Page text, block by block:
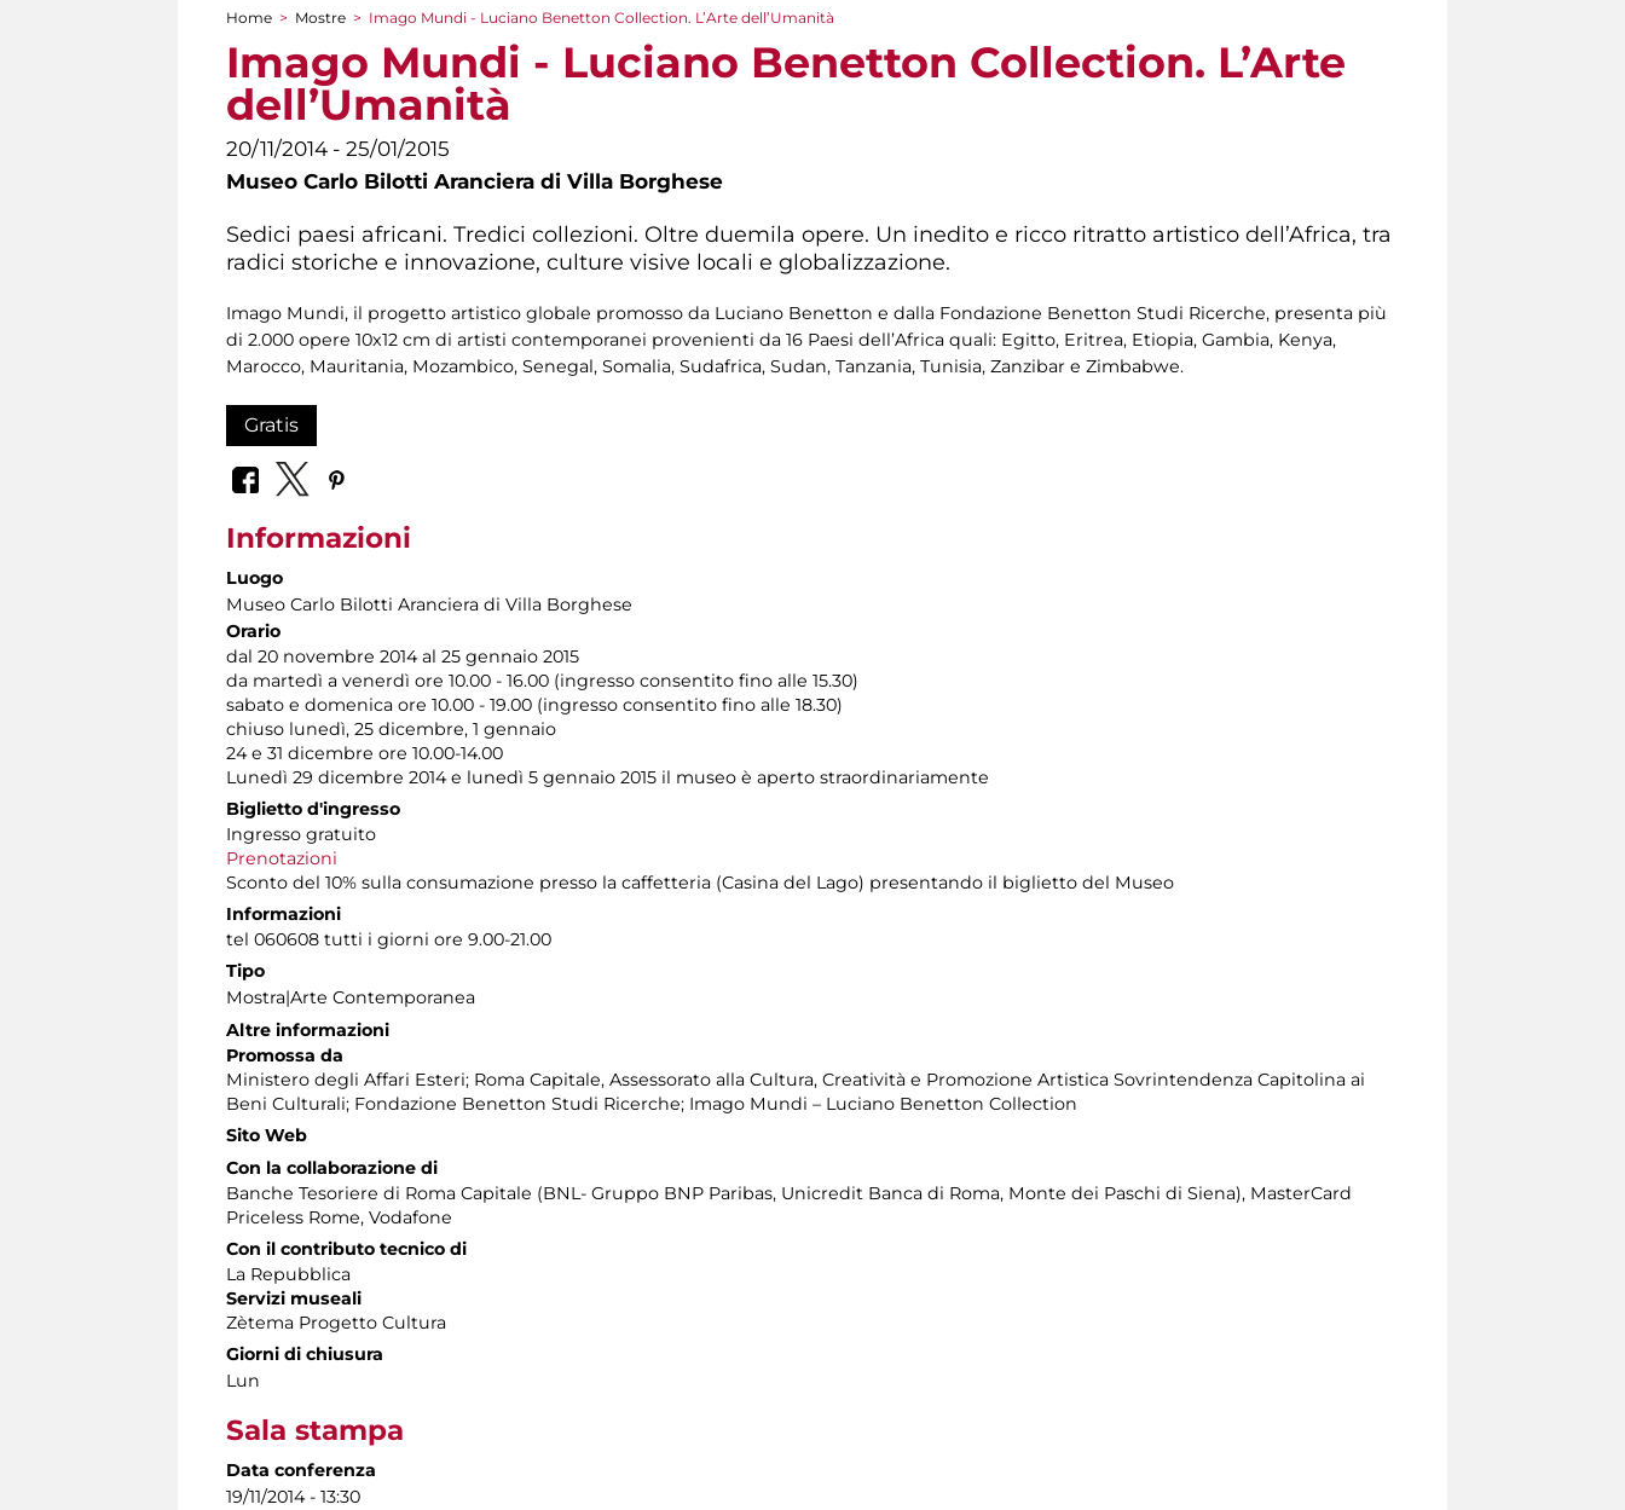
Tu sei qui
Home > Mostre > Imago Mundi - Luciano Benetton Collection. L’Arte dell’Umanità
Imago Mundi - Luciano Benetton Collection. L’Arte
dell’Umanità
20/11/2014 - 25/01/2015
Museo Carlo Bilotti Aranciera di Villa Borghese
Sedici paesi africani. Tredici collezioni. Oltre duemila opere. Un inedito e ricco ritratto artistico dell’Africa, tra
radici storiche e innovazione, culture visive locali e globalizzazione.
Imago Mundi, il progetto artistico globale promosso da Luciano Benetton e dalla Fondazione Benetton Studi Ricerche, presenta più
di 2.000 opere 10x12 cm di artisti contemporanei provenienti da 16 Paesi dell’Africa quali: Egitto, Eritrea, Etiopia, Gambia, Kenya,
Marocco, Mauritania, Mozambico, Senegal, Somalia, Sudafrica, Sudan, Tanzania, Tunisia, Zanzibar e Zimbabwe.
Gratis
Informazioni
Luogo
Museo Carlo Bilotti Aranciera di Villa Borghese
Orario
dal 20 novembre 2014 al 25 gennaio 2015
da martedì a venerdì ore 10.00 - 16.00 (ingresso consentito fino alle 15.30)
sabato e domenica ore 10.00 - 19.00 (ingresso consentito fino alle 18.30)
chiuso lunedì, 25 dicembre, 1 gennaio
24 e 31 dicembre ore 10.00-14.00
Lunedì 29 dicembre 2014 e lunedì 5 gennaio 2015 il museo è aperto straordinariamente
Biglietto d'ingresso
Ingresso gratuito
Prenotazioni
Sconto del 10% sulla consumazione presso la caffetteria (Casina del Lago) presentando il biglietto del Museo
Informazioni
tel 060608 tutti i giorni ore 9.00-21.00
Tipo
Mostra|Arte Contemporanea
Altre informazioni
Promossa da
Ministero degli Affari Esteri; Roma Capitale, Assessorato alla Cultura, Creatività e Promozione Artistica Sovrintendenza Capitolina ai
Beni Culturali; Fondazione Benetton Studi Ricerche; Imago Mundi – Luciano Benetton Collection
Sito Web
Con la collaborazione di
Banche Tesoriere di Roma Capitale (BNL- Gruppo BNP Paribas, Unicredit Banca di Roma, Monte dei Paschi di Siena), MasterCard
Priceless Rome, Vodafone
Con il contributo tecnico di
La Repubblica
Servizi museali
Zètema Progetto Cultura
Giorni di chiusura
Lun
Sala stampa
Data conferenza
19/11/2014 - 13:30